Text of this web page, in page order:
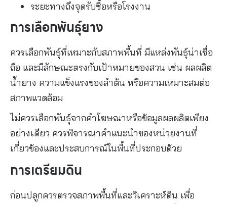
ระยะทางถึงจุดรับซื้อหรือโรงงาน
การเลือกพันธุ์ยาง
ควรเลือกพันธุ์ที่เหมาะกับสภาพพื้นที่ มีแหล่งพันธุ์น่าเชื่อ
ถือ และมีลักษณะตรงกับเป้าหมายของสวน เช่น ผลผลิต
น้ำยาง ความแข็งแรงของลำต้น หรือความเหมาะสมต่อ
สภาพแวดล้อม
ไม่ควรเลือกพันธุ์จากคำโฆษณาหรือข้อมูลผลผลิตเพียง
อย่างเดียว ควรพิจารณาคำแนะนำของหน่วยงานที่
เกี่ยวข้องและประสบการณ์ในพื้นที่ประกอบด้วย
การเตรียมดิน
ก่อนปลูกควรตรวจสภาพพื้นที่และวิเคราะห์ดิน เพื่อ